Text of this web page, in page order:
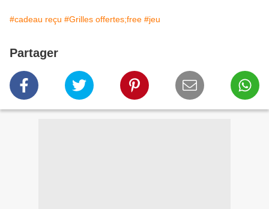
#cadeau reçu #Grilles offertes;free #jeu
Partager